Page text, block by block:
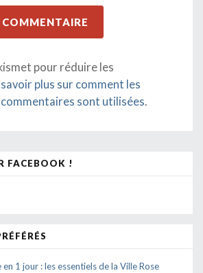
pour réduire les
savoir plus sur comment les
sont utilisées.
FACEBOOK !
1 jour : les essentiels de la Ville Rose